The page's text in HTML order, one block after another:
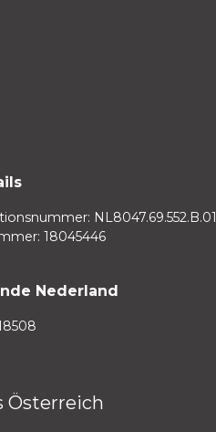
NL8047.69.552.B.01
18045446
Nederland
Österreich